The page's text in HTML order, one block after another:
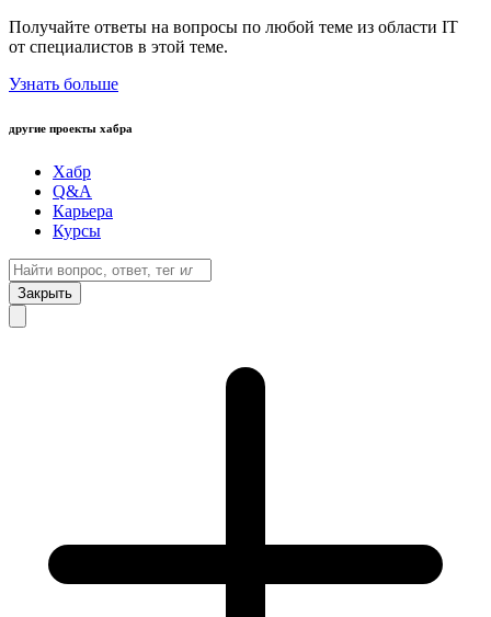
Получайте ответы на вопросы по любой теме из области IT
от специалистов в этой теме.
Узнать больше
другие проекты хабра
Хабр
Q&A
Карьера
Курсы
Закрыть